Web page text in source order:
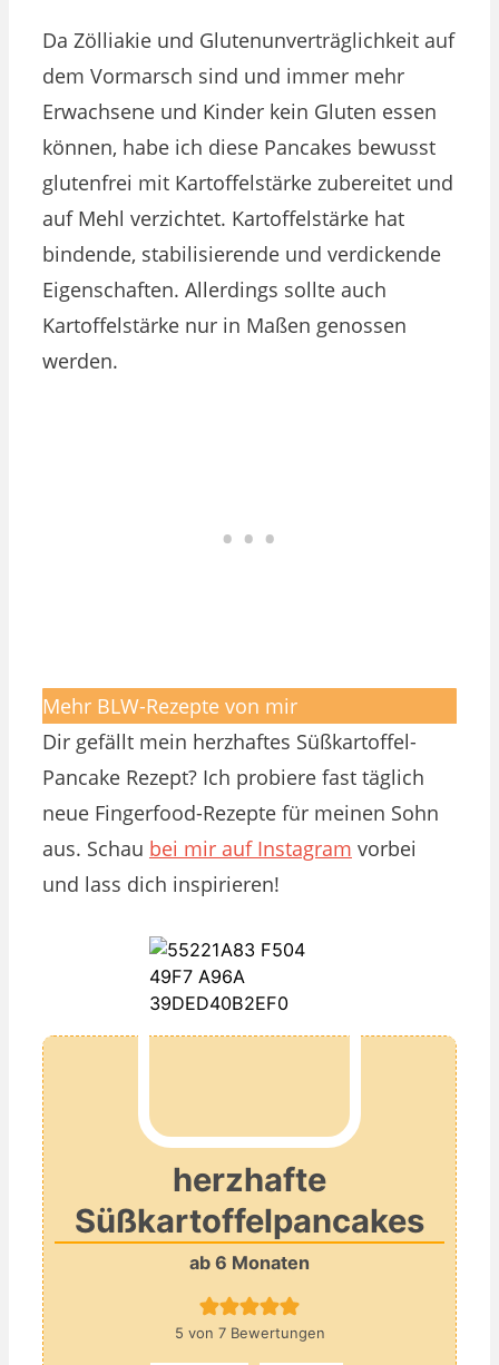
Da Zölliakie und Glutenunverträglichkeit auf
dem Vormarsch sind und immer mehr
Erwachsene und Kinder kein Gluten essen
können, habe ich diese Pancakes bewusst
glutenfrei mit Kartoffelstärke zubereitet und
auf Mehl verzichtet. Kartoffelstärke hat
bindende, stabilisierende und verdickende
Eigenschaften. Allerdings sollte auch
Kartoffelstärke nur in Maßen genossen
werden.
Mehr BLW-Rezepte von mir
Dir gefällt mein herzhaftes Süßkartoffel-
Pancake Rezept? Ich probiere fast täglich
neue Fingerfood-Rezepte für meinen Sohn
aus. Schau bei mir auf Instagram vorbei
und lass dich inspirieren!
herzhafte
Süßkartoffelpancakes
ab 6 Monaten
5 von 7Bewertungen